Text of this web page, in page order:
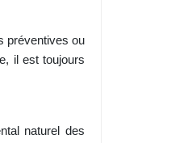
préventives ou
il est toujours
naturel des